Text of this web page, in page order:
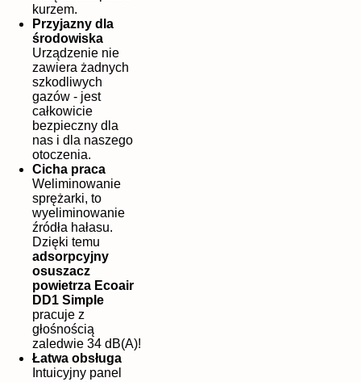
kurzem.
Przyjazny dla
środowiska
Urządzenie nie
zawiera żadnych
szkodliwych
gazów - jest
całkowicie
bezpieczny dla
nas i dla naszego
otoczenia.
Cicha praca
Weliminowanie
sprężarki, to
wyeliminowanie
źródła hałasu.
Dzięki temu
adsorpcyjny
osuszacz
powietrza Ecoair
DD1 Simple
pracuje z
głośnością
zaledwie 34 dB(A)!
Łatwa obsługa
Intuicyjny panel